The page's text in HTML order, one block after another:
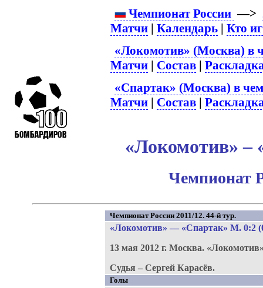
Чемпионат России —>
Матчи |Календарь |Кто
«Локомотив» (Москва) в
Матчи | Состав |
«Спартак» (Москва) в
Матчи | Состав |
«Локомотив» –
Чемпионат
Чемпионат России 2011/12. 44-й тур.
«Локомотив» — «Спартак» М. 0:2
13 мая 2012 г. Москва.
Судья – Сергей Карасёв.
Голы